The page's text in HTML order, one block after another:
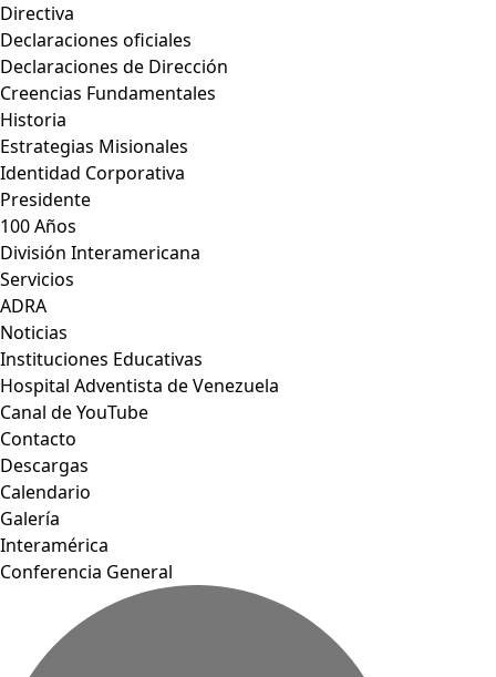
Directiva
Declaraciones oficiales
Declaraciones de Dirección
Creencias Fundamentales
Historia
Estrategias Misionales
Identidad Corporativa
Presidente
100 Años
División Interamericana
Servicios
ADRA
Noticias
Instituciones Educativas
Hospital Adventista de Venezuela
Canal de YouTube
Contacto
Descargas
Calendario
Galería
Interamérica
Conferencia General